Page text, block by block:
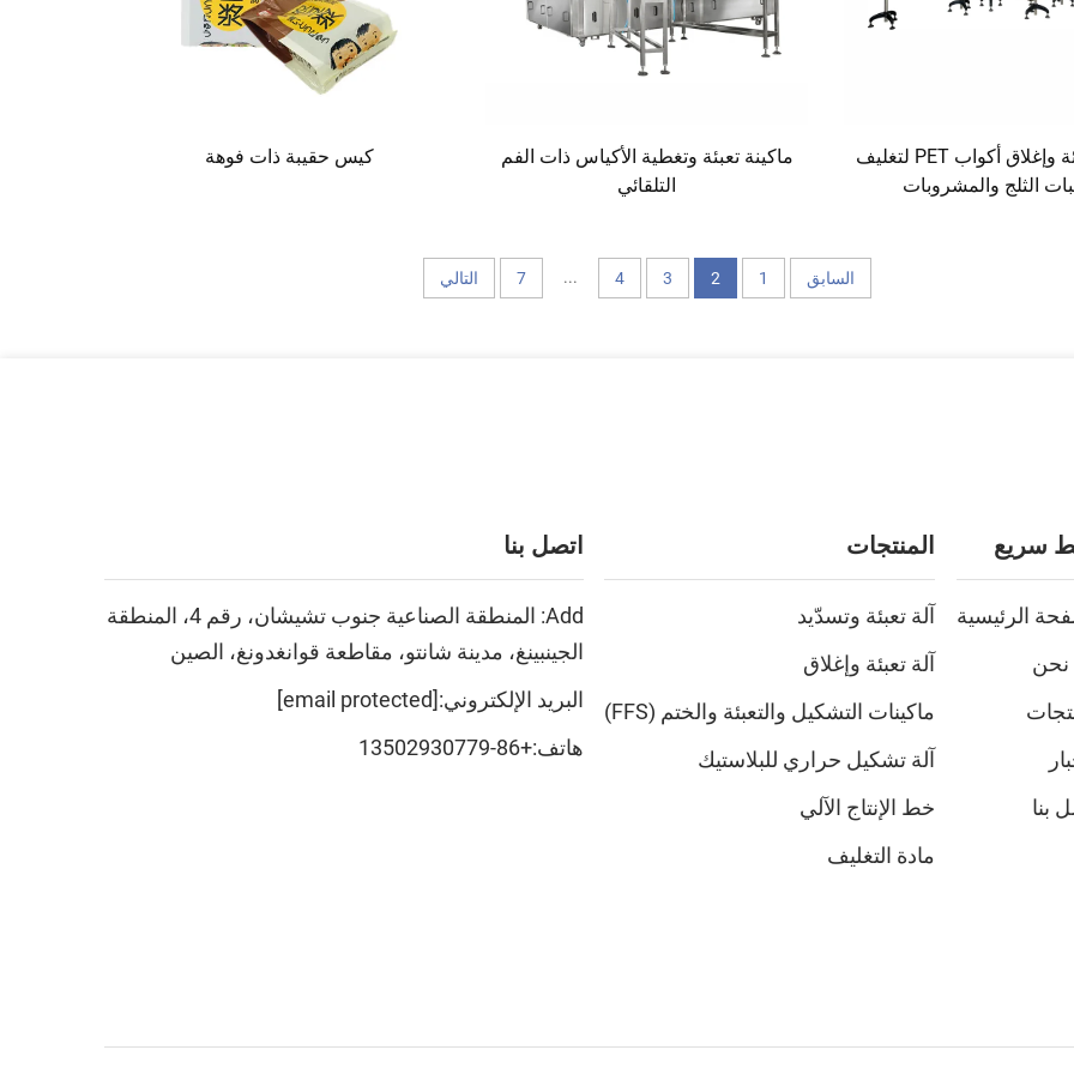
ماكينة تعبئة وإغلاق أكواب PET لتغليف
الثلج والمشروبات
ماكينة تعبئة وتغطية الأكياس ذات الفم
التلقائي
كيس حقيبة ذات فوهة
السابق 1
2
3
4
...
7 التالي
سريع
الرئيسية
بنا
المنتجات
آلة تعبئة وتسدّيد
آلة تعبئة وإغلاق
ماكينات التشكيل والتعبئة والختم (FFS)
آلة تشكيل حراري للبلاستيك
خط الإنتاج الآلي
مادة التغليف
اتصل بنا
Add: المنطقة الصناعية جنوب تشيشان، رقم 4، المنطقة
الجينبينغ، مدينة شانتو، مقاطعة قوانغدونغ، الصين
البريد الإلكتروني:[email protected]
هاتف:+86-13502930779